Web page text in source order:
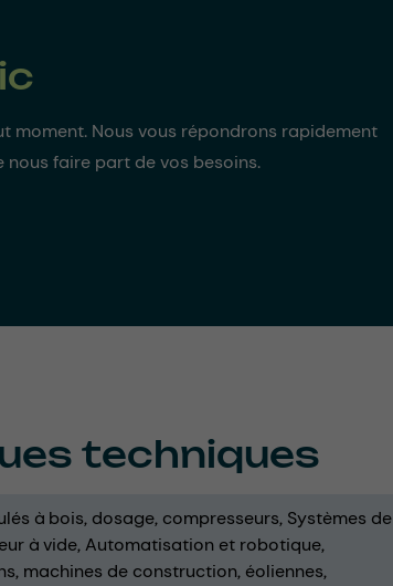
moment. Nous vous répondrons rapidement
nous faire part de vos besoins.
techniques
à bois dosage compresseurs Systèmes de
à vide Automatisation et robotique
machines de construction éoliennes